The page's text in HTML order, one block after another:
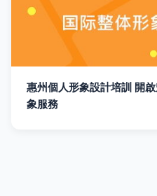
惠州個人形象設計培訓 開
象服務